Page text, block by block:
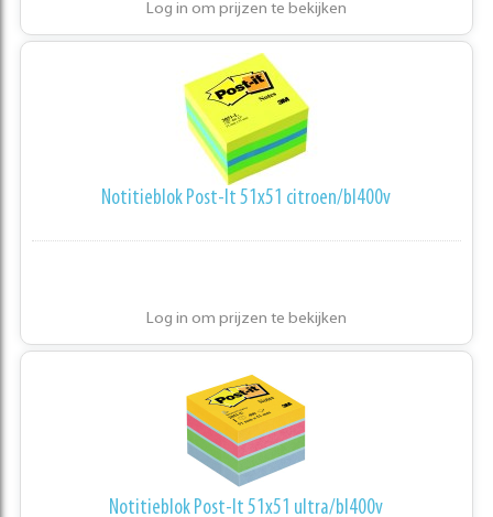
Log in om prijzen te bekijken
Notitieblok Post-It 51x51 citroen/bl400v
Log in om prijzen te bekijken
Notitieblok Post-It 51x51 ultra/bl400v